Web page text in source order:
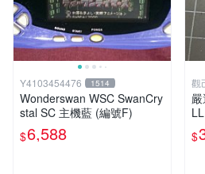
Y4103454476 1514
Wonderswan WSC SwanCry
stal SC 主機藍 (編號F)
$6,588
觀
初
$